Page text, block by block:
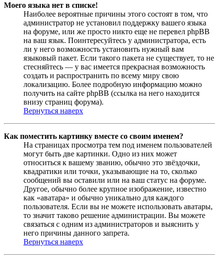
Моего языка нет в списке!
Наиболее вероятные причины этого состоят в том, что
администратор не установил поддержку вашего языка
на форуме, или же просто никто еще не перевел phpBB
на ваш язык. Поинтересуйтесь у администратора, есть
ли у него возможность установить нужный вам
языковый пакет. Если такого пакета не существует, то не
стесняйтесь — у вас имеется прекрасная возможность
создать и распространить по всему миру свою
локализацию. Более подробную информацию можно
получить на сайте phpBB (ссылка на него находится
внизу страниц форума).
Вернуться наверх
Как поместить картинку вместе со своим именем?
На страницах просмотра тем под именем пользователей
могут быть две картинки. Одно из них может
относиться к вашему званию, обычно это звёздочки,
квадратики или точки, указывающие на то, сколько
сообщений вы оставили или на ваш статус на форуме.
Другое, обычно более крупное изображение, известно
как «аватара» и обычно уникально для каждого
пользователя. Если вы не можете использовать аватары,
то значит таково решение администрации. Вы можете
связаться с одним из администраторов и выяснить у
него причины данного запрета.
Вернуться наверх